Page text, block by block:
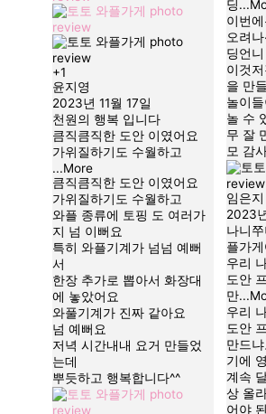
+1
윤지영
2023년 11월 17일
천원의 행복 입니다
큼직큼직한 도안 이였어요
가위질하기도 수월하고
...More
큼직큼직한 도안 이였어요
가위질하기도 수월하고
와플 종류에 토핑 도 여러가
지 넘 이뻐요
특히 와플기계가 넘넘 예뻐
서
한장 추가로 뽑아서 화장대
에 놓았어요
와풀기계가 진짜 같아요
넘 예뻐요
저녁 시간내내 요거 만들었
는데
뿌듯하고 행복합니다^^
딩
이번
오려
딩언
이것
을 만
놀이
놀 수
무 잘
모 감
임은지
2023
나니
플가게
우리
도안
만
우리
도안
만드
기에
계속
상 올
어야